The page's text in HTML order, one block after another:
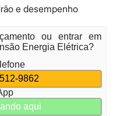
e desempenho
ou entrar em
Energia Elétrica?
9862
aqui